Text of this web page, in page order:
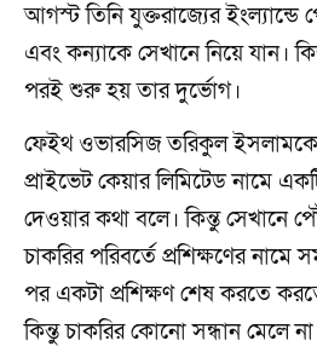
আগস্ট তিনি যুক্তরাজ্যের ইংল্যান্ডে
এবং কন্যাকে সেখানে নিয়ে যান।
পরই শুরু হয় তার দুর্ভোগ।
ফেইথ ওভারসিজ তরিকুল ইসলামকে
প্রাইভেট কেয়ার লিমিটেড নামে
দেওয়ার কথা বলে। কিন্তু সেখানে
চাকরির পরিবর্তে প্রশিক্ষণের
পর একটা প্রশিক্ষণ শেষ করতে
কিন্তু চাকরির কোনো সন্ধান মেলে